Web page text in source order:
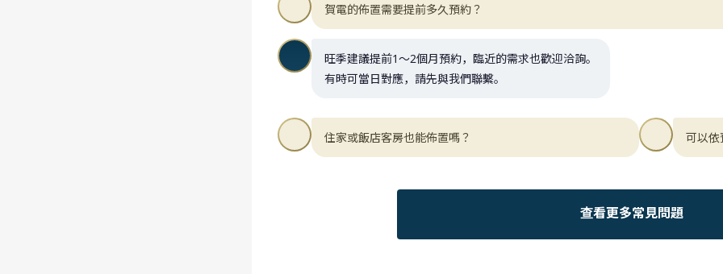
賀電的佈置需要提前多久預約？
旺季建議提前1～2個月預約，臨近的需求也歡迎洽詢。
有時可當日對應，請先與我們聯繫。
住家或飯店客房也能佈置嗎？ 可以依
查看更多常見問題